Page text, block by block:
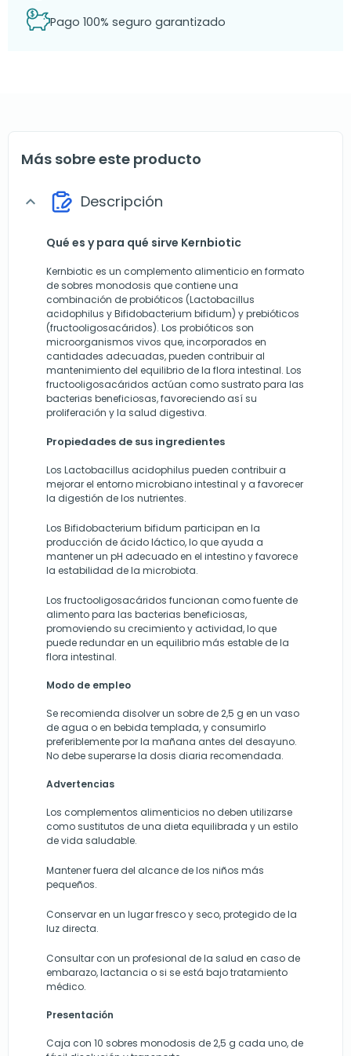
Pago 100% seguro garantizado
Más sobre este producto
expand_more Descripción
Qué es y para qué sirve Kernbiotic
Kernbiotic es un complemento alimenticio en formato
de sobres monodosis que contiene una
combinación de probióticos (Lactobacillus
acidophilus y Bifidobacterium bifidum) y prebióticos
(fructooligosacáridos). Los probióticos son
microorganismos vivos que, incorporados en
cantidades adecuadas, pueden contribuir al
mantenimiento del equilibrio de la flora intestinal. Los
fructooligosacáridos actúan como sustrato para las
bacterias beneficiosas, favoreciendo así su
proliferación y la salud digestiva.
Propiedades de sus ingredientes
Los Lactobacillus acidophilus pueden contribuir a
mejorar el entorno microbiano intestinal y a favorecer
la digestión de los nutrientes.
Los Bifidobacterium bifidum participan en la
producción de ácido láctico, lo que ayuda a
mantener un pH adecuado en el intestino y favorece
la estabilidad de la microbiota.
Los fructooligosacáridos funcionan como fuente de
alimento para las bacterias beneficiosas,
promoviendo su crecimiento y actividad, lo que
puede redundar en un equilibrio más estable de la
flora intestinal.
Modo de empleo
Se recomienda disolver un sobre de 2,5 g en un vaso
de agua o en bebida templada, y consumirlo
preferiblemente por la mañana antes del desayuno.
No debe superarse la dosis diaria recomendada.
Advertencias
Los complementos alimenticios no deben utilizarse
como sustitutos de una dieta equilibrada y un estilo
de vida saludable.
Mantener fuera del alcance de los niños más
pequeños.
Conservar en un lugar fresco y seco, protegido de la
luz directa.
Consultar con un profesional de la salud en caso de
embarazo, lactancia o si se está bajo tratamiento
médico.
Presentación
Caja con 10 sobres monodosis de 2,5 g cada uno, de